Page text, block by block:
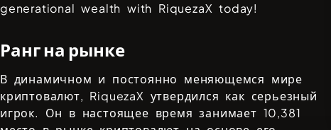
generational wealth with RiquezaX today!
Ранг на рынке
В динамичном и постоянно меняющемся мире
криптовалют, RiquezaX утвердился как серьезный
игрок. Он в настоящее время занимает 10,381